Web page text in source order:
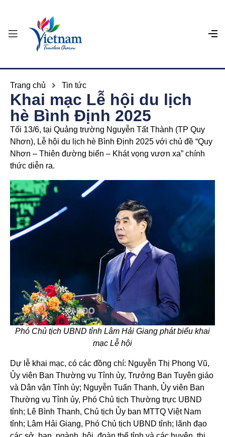
Trang chủ Tin tức
Khai mạc Lễ hội du lịch
hè Bình Định 2025
Tối 13/6, tại Quảng trường Nguyễn Tất Thành (TP Quy
Nhơn), Lễ hội du lịch hè Bình Định 2025 với chủ đề “Quy
Nhơn – Thiên đường biển – Khát vọng vươn xa” chính
thức diễn ra.
Phó Chủ tịch UBND tỉnh Lâm Hải Giang phát biểu khai
mạc Lễ hội
Dự lễ khai mạc, có các đồng chí: Nguyễn Thị Phong Vũ,
Ủy viên Ban Thường vụ Tỉnh ủy, Trưởng Ban Tuyên giáo
và Dân vận Tỉnh ủy; Nguyễn Tuấn Thanh, Ủy viên Ban
Thường vụ Tỉnh ủy, Phó Chủ tịch Thường trực UBND
tỉnh; Lê Bình Thanh, Chủ tịch Ủy ban MTTQ Việt Nam
tỉnh; Lâm Hải Giang, Phó Chủ tịch UBND tỉnh; lãnh đạo